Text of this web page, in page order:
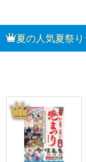
夏の人気夏祭
1